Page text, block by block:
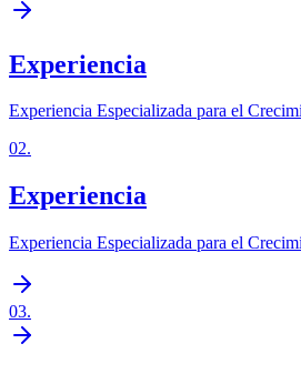
Experiencia
Experiencia Especializada para el
02.
Experiencia
Experiencia Especializada para el
03.